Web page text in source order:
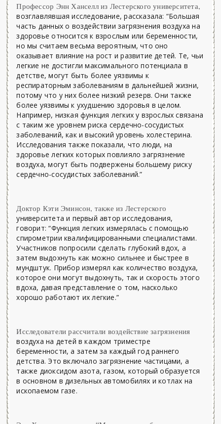
Профессор Энн Ханселл из Лестерского университета,
возглавлявшая исследование, рассказала: “Большая
часть данных о воздействии загрязнения воздуха на
здоровье относится к взрослым или беременности,
но мы считаем весьма вероятным, что оно
оказывает влияние на рост и развитие детей. Те, чьи
легкие не достигли максимального потенциала в
детстве, могут быть более уязвимы к
респираторным заболеваниям в дальнейшей жизни,
потому что у них более низкий резерв. Они также
более уязвимы к ухудшению здоровья в целом.
Например, низкая функция легких у взрослых связана
с таким же уровнем риска сердечно-сосудистых
заболеваний, как и высокий уровень холестерина.
Исследования также показали, что люди, на
здоровье легких которых повлияло загрязнение
воздуха, могут быть подвержены большему риску
сердечно-сосудистых заболеваний.”
Доктор Кэти Эминсон, также из Лестерского
университета и первый автор исследования,
говорит: “Функция легких измерялась с помощью
спирометрии квалифицированными специалистами.
Участников попросили сделать глубокий вдох, а
затем выдохнуть как можно сильнее и быстрее в
мундштук. Прибор измерял как количество воздуха,
которое они могут выдохнуть, так и скорость этого
вдоха, давая представление о том, насколько
хорошо работают их легкие.”
Исследователи рассчитали воздействие загрязнения
воздуха на детей в каждом триместре
беременности, а затем за каждый год раннего
детства. Это включало загрязнение частицами, а
также диоксидом азота, газом, который образуется
в основном в дизельных автомобилях и котлах на
ископаемом газе.